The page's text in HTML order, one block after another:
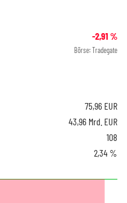
-2,91 %
Börse: Tradegate
75,96 EUR
43,96 Mrd. EUR
108
2,34 %